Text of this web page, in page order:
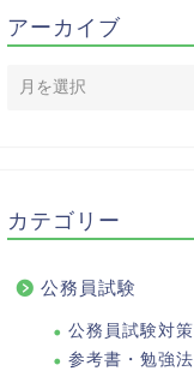
アーカイブ
カテゴリー
公務員試験
公務員試験対策
参考書・勉強法